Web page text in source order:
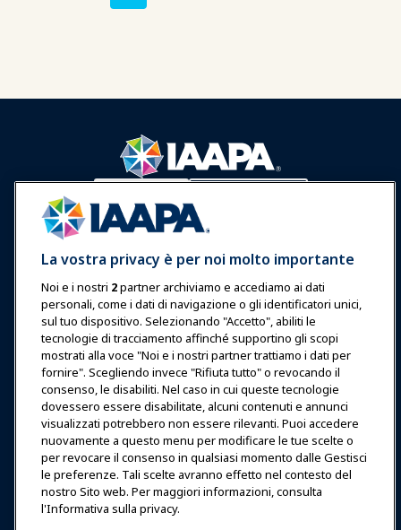
Accedi
Premi Carriere
Esposizioni & Eventi
Notizie & Funworld
Educazione
Sicurezza & Protezione
Difesa
Ricerca e Rapporti
La vostra privacy è per noi molto importante
Noi e i nostri 2partner archiviamo e accediamo ai dati
personali, come i dati di navigazione o gli identificatori unici,
sul tuo dispositivo. Selezionando "Accetto", abiliti le
tecnologie di tracciamento affinché supportino gli scopi
mostrati alla voce "Noi e i nostri partner trattiamo i dati per
fornire". Scegliendo invece "Rifiuta tutto" o revocando il
consenso, le disabiliti. Nel caso in cui queste tecnologie
dovessero essere disabilitate, alcuni contenuti e annunci
visualizzati potrebbero non essere rilevanti. Puoi accedere
nuovamente a questo menu per modificare le tue scelte o
per revocare il consenso in qualsiasi momento dalle Gestisci
le preferenze. Tali scelte avranno effetto nel contesto del
nostro Sito web. Per maggiori informazioni, consulta
l'Informativa sulla privacy.